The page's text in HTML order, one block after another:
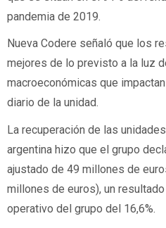
pandemia de 2019.
Nueva Codere señaló que los
mejores de lo previsto a la luz
macroeconómicas que
diario de la unidad.
La recuperación de las
argentina hizo que el grupo
ajustado de 49 millones de
millones de euros), un
operativo del grupo del 16,6%.